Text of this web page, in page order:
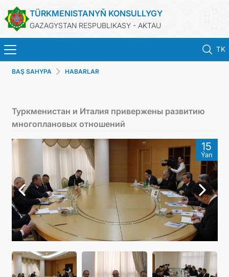
TÜRKMENISTANYŇ KONSULLYGY
GAZAGYSTAN RESPUBLIKASY - AKTAU
TK
BAŞ SAHYPA
KONSULLYK HYZMATLARY
DIM
KABUL EDILIŞIK
ARAGATNAŞYK
RESMINAMALAR
BAŞ SAHYPA HABARLAR
Туркменистан и Италия привержены развитию
многоплановых отношений
15
Ýan